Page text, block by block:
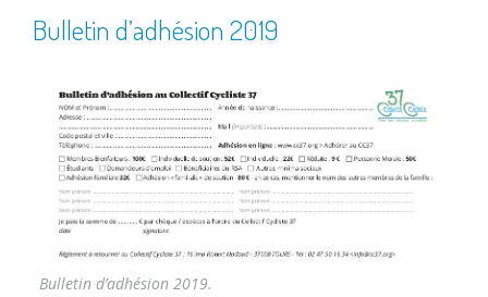
Bulletin d’adhésion 2019
Bulletin d’adhésion 2019.